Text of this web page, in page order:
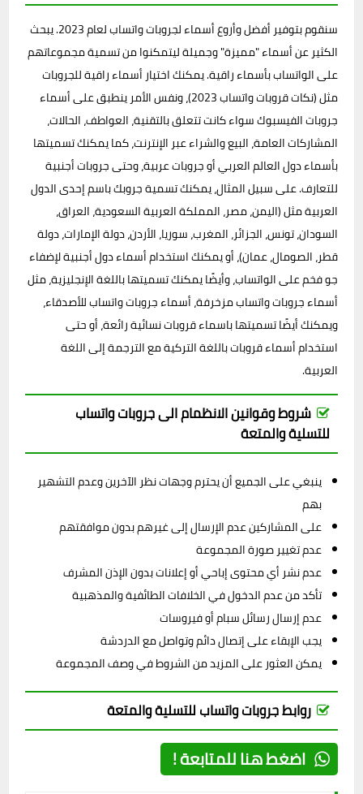
سنقوم بتوفير أفضل وأروع أسماء لجروبات واتساب لعام 2023. يبحث
الكثير عن أسماء "مميزة" وجميلة ليتمكنوا من تسمية مجموعاتهم
على الواتساب بأسماء راقية. يمكنك اختيار أسماء راقية للجروبات
مثل (نكات قروبات واتساب 2023)، ونفس الأمر ينطبق على أسماء
جروبات الفيسبوك سواء كانت تتعلق بالتقنية، العواطف، الحالات،
المشاركات العامة، البيع والشراء عبر الإنترنت، كما يمكنك تسميتها
بأسماء دول العالم العربي أو جروبات عربية، وحتى جروبات أجنبية
للتعارف. على سبيل المثال، يمكنك تسمية جروبك باسم إحدى الدول
العربية مثل (اليمن، مصر، المملكة العربية السعودية، العراق،
السودان، تونس، الجزائر، المغرب، سوريا، الأردن، دولة الإمارات، دولة
قطر، الصومال، عمان)، أو يمكنك استخدام أسماء دول أجنبية لإضفاء
جو فخم على الواتساب، وأيضًا يمكنك تسميتها باللغة الإنجليزية، مثل
أسماء جروبات واتساب مزخرفة، أسماء جروبات واتساب للأصدقاء،
ويمكنك أيضًا تسميتها باسماء قروبات نسائية رائعة، أو حتى
استخدام أسماء قروبات باللغة التركية مع الترجمة إلى اللغة
العربية.
شروط وقوانين الانظمام الى جروبات واتساب
للتسلية والمتعة
ينبغي على الجميع أن يحترم وجهات نظر الآخرين وعدم التشهير
بهم
على المشاركين عدم الإرسال إلى غيرهم بدون موافقتهم
عدم تغيير صورة المجموعة
عدم نشر أي محتوى إباحي أو إعلانات بدون الإذن المشرف
تأكد من عدم الدخول في الخلافات الطائفية والمذهبية
عدم إرسال رسائل سبام أو فيروسات
يجب الإبقاء على إتصال دائم وتواصل مع الدردشة
يمكن العثور على المزيد من الشروط في وصف المجموعة
روابط جروبات واتساب للتسلية والمتعة
اضغط هنا للمتابعة !